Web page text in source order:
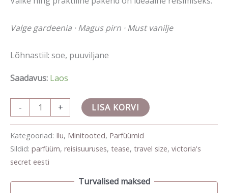
Valge gardeenia · Magus pirn · Must vanilje
Lõhnastiil: soe, puuviljane
Saadavus: Laos
- + LISA KORVI
Kategooriad: Ilu, Minitooted, Parfüümid
Sildid: parfüüm, reisisuuruses, tease, travel size, victoria's
secret eesti
Turvalised maksed